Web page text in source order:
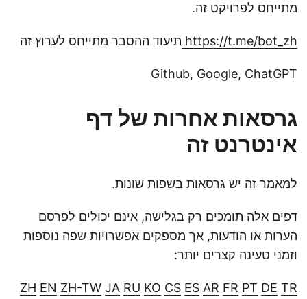
מתייחס לפרויקט זה.
https://t.me/bot_zh תיעוד ההסבר מתייחס לערוץ זה
Github, Google, ChatGPT
גרסאות אחרות של דף
אינטרנט זה
למאמר זה יש גרסאות בשפות שונות.
דפים אלה תומכים רק בגלישה, אינם יכולים לפרסם
הערות או הודעות, אך מספקים אפשרויות שפה נוספות
וזמני טעינה קצרים יותר:
ZH EN ZH-TW JA RU KO CS ES AR FR PT DE TR